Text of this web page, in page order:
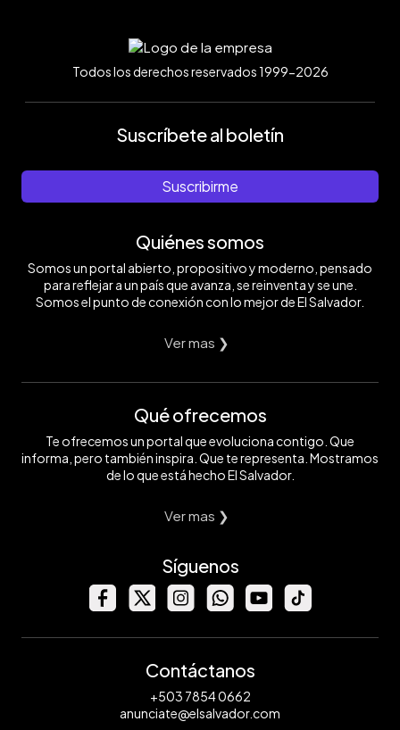
Todos los derechos reservados 1999-2026
Suscríbete al boletín
Suscribirme
Quiénes somos
Somos un portal abierto, propositivo y moderno, pensado
para reflejar a un país que avanza, se reinventa y se une.
Somos el punto de conexión con lo mejor de El Salvador.
Ver mas ❯
Qué ofrecemos
Te ofrecemos un portal que evoluciona contigo. Que
informa, pero también inspira. Que te representa. Mostramos
de lo que está hecho El Salvador.
Ver mas ❯
Síguenos
Contáctanos
+503 7854 0662
anunciate@elsalvador.com